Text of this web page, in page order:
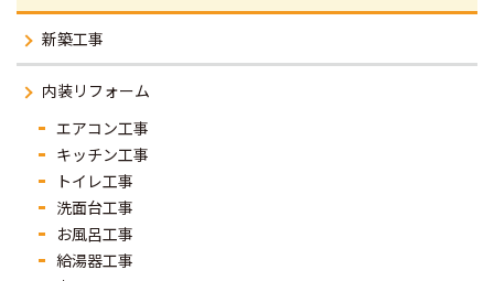
新築工事
内装リフォーム
エアコン工事
キッチン工事
トイレ工事
洗面台工事
お風呂工事
給湯器工事